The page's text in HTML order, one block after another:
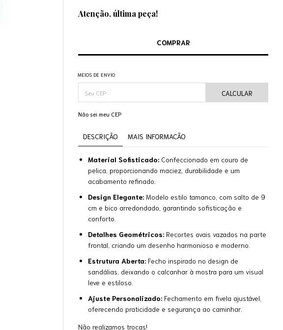
Atenção, última peça!
MEIOS DE ENVIO
CALCULAR
Não sei meu CEP
DESCRIÇÃO MAIS INFORMACÃO
Material Sofisticado: Confeccionado em couro de
pelica, proporcionando maciez, durabilidade e um
acabamento refinado.
Design Elegante: Modelo estilo tamanco, com salto de 9
cm e bico arredondado, garantindo sofisticação e
conforto.
Detalhes Geométricos: Recortes ovais vazados na parte
frontal, criando um desenho harmonioso e moderno.
Estrutura Aberta: Fecho inspirado no design de
sandálias, deixando o calcanhar à mostra para um visual
leve e estiloso.
Ajuste Personalizado: Fechamento em fivela ajustável,
oferecendo praticidade e segurança ao caminhar.
Não realizamos trocas!